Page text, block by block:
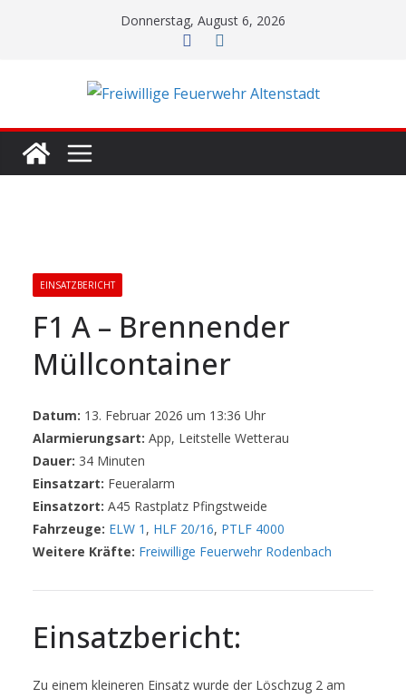
Donnerstag, August 6, 2026
EINSATZBERICHT
F1 A – Brennender
Müllcontainer
Datum: 13. Februar 2026 um 13:36 Uhr
Alarmierungsart: App, Leitstelle Wetterau
Dauer: 34 Minuten
Einsatzart: Feueralarm
Einsatzort: A45 Rastplatz Pfingstweide
Fahrzeuge: ELW 1 , HLF 20/16, PTLF 4000
Weitere Kräfte: Freiwillige Feuerwehr Rodenbach
Einsatzbericht:
Zu einem kleineren Einsatz wurde der Löschzug 2 am